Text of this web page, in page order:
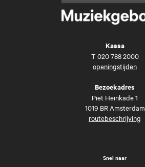
Kassa
T 020 788 2000
openingstijden
Bezoekadres
Piet Heinkade 1
1019 BR Amsterdam
routebeschrijving
Snel naar